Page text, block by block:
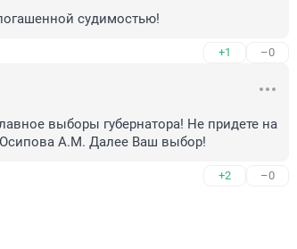
судимостью!
+1 –0
выборы губернатора! Не придете на
А.М. Далее Ваш выбор!
+2 –0